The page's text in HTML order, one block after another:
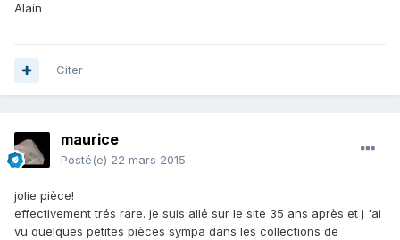
Alain
Citer
maurice
Posté(e) 22 mars 2015
jolie pièce!
effectivement trés rare. je suis allé sur le site 35 ans après et j 'ai
vu quelques petites pièces sympa dans les collections de